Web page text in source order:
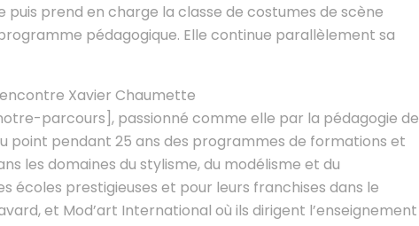
puis prend en charge la classe de costumes de scène
pédagogique. Elle continue parallèlement sa
Xavier Chaumette
parcours], passionné comme elle par la pédagogie de
point pendant 25 ans des programmes de formations et
les domaines du stylisme, du modélisme et du
écoles prestigieuses et pour leurs franchises dans le
et Mod’art International où ils dirigent l’enseignement